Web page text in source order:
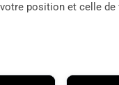
position et celle de